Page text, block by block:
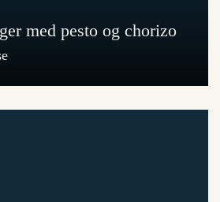
med pesto og chorizo